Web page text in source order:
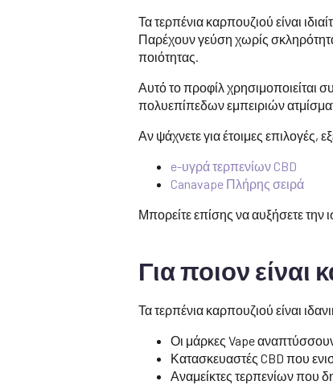
Τα τερπένια καρπουζιού είναι
Παρέχουν γεύση χωρίς
ποιότητας.
Αυτό το προφίλ χρησιμοποιείται
πολυεπίπεδων εμπειριών
Αν ψάχνετε για έτοιμες επιλογές,
e-υγρά τερπενίων CBD
Canavape Πλήρης σειρά
Μπορείτε επίσης να αυξήσετε
Για ποιον είναι
Τα τερπένια καρπουζιού είναι
Οι μάρκες Vape
Κατασκευαστές CBD που
Αναμείκτες τερπενίων που